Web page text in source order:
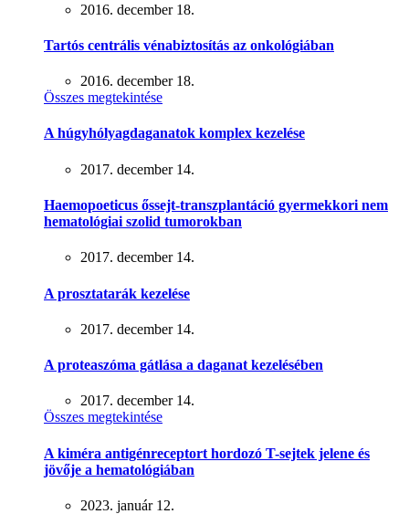
2016. december 18.
Tartós centrális vénabiztosítás az onkológiában
2016. december 18.
Összes megtekintése
A húgyhólyagdaganatok komplex kezelése
2017. december 14.
Haemopoeticus őssejt-transzplantáció gyermekkori nem
hematológiai szolid tumorokban
2017. december 14.
A prosztatarák kezelése
2017. december 14.
A proteaszóma gátlása a daganat kezelésében
2017. december 14.
Összes megtekintése
A kiméra antigénreceptort hordozó T-sejtek jelene és
jövője a hematológiában
2023. január 12.